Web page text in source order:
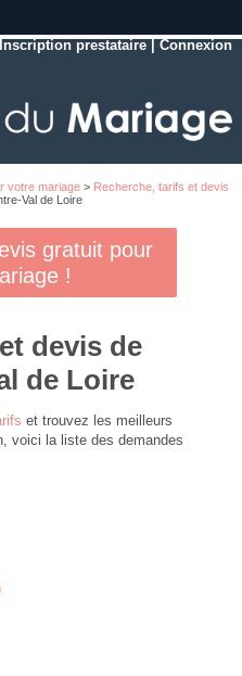
Inscription prestataire |Connexion
votre mariage> Recherche, tarifs et devis
Val de Loire
gratuit pour
!
devis de
de Loire
et trouvez les meilleurs
voici la liste des demandes